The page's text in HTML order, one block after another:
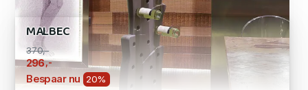
MALBEC
370,-
296,-
Bespaar nu
20%